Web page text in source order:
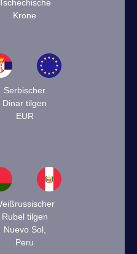
Krone
Serbischer
Dinar tilgen
EUR
Rubel tilgen
Nuevo Sol,
Peru